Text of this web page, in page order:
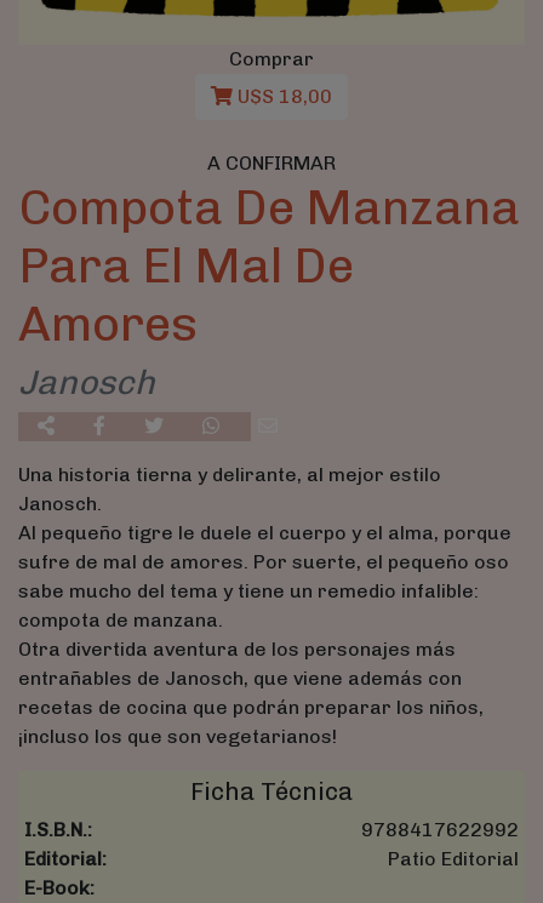
Comprar
U$S 18,00
A CONFIRMAR
Compota De Manzana
Para El Mal De
Amores
Janosch
Una historia tierna y delirante, al mejor estilo
Janosch.
Al pequeño tigre le duele el cuerpo y el alma, porque
sufre de mal de amores. Por suerte, el pequeño oso
sabe mucho del tema y tiene un remedio infalible:
compota de manzana.
Otra divertida aventura de los personajes más
entrañables de Janosch, que viene además con
recetas de cocina que podrán preparar los niños,
¡incluso los que son vegetarianos!
Ficha Técnica
I.S.B.N.:
9788417622992
Editorial:
Patio Editorial
E-Book: